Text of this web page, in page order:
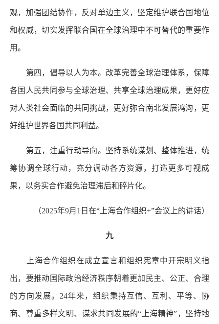
观，加强团结协作，反对单边主义，坚定维护联合国地位
和权威，切实发挥联合国在全球治理中不可替代的重要作
用。
第四，倡导以人为本。改革完善全球治理体系，保障
各国人民共同参与全球治理、共享全球治理成果，更好应
对人类社会面临的共同挑战，更好弥合南北发展鸿沟，更
好维护世界各国共同利益。
第五，注重行动导向。坚持系统谋划、整体推进，统
筹协调全球行动，充分调动各方资源，打造更多可视成
果，以务实合作避免治理滞后和碎片化。
（2025年9月1日在“上海合作组织+”会议上的讲话）
九
上海合作组织在成立宣言和组织宪章中开宗明义指
出，要推动国际政治经济秩序朝着更加民主、公正、合理
的方向发展。24年来，组织秉持互信、互利、平等、协
商、尊重多样文明、谋求共同发展的“上海精神”，坚持地